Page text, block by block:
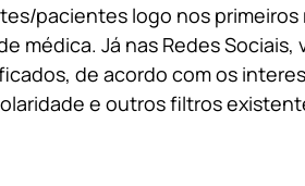
pacientes logo nos
médica. Já nas Redes
de acordo com os
e outros filtros